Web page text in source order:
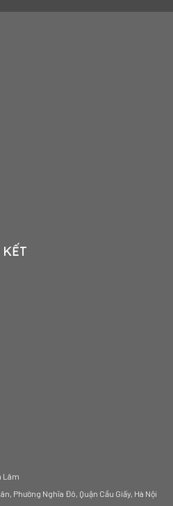
Lâm
Phường Nghĩa Đô, Quận Cầu Giấy, Hà Nội